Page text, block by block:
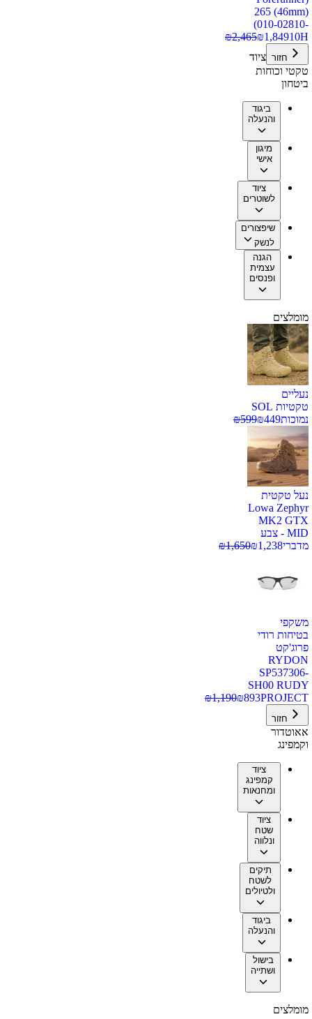
265 (46mm)
(010-02810-
10H
₪1,849
₪2,465
חזור ציוד
טקטי וכוחות
ביטחון
ביגוד
והנעלה
מיגון
אישי
ציוד
לשוטרים
שיפצורים
לנשק
הגנה
עצמית
ופנסים
מומלצים
נעליים
טקטיות SOL
נמוכות
₪449
₪599
נעל טקטית
Lowa Zephyr
MK2 GTX
MID - צבע
מדברי
₪1,238
₪1,650
משקפי
בטיחות רודי
פרוג'קט
RYDON
SP537306-
SH00 RUDY
PROJECT
₪893
₪1,190
חזור
אאוטדור
וקמפינג
ציוד
קמפינג
ומחנאות
ציוד
שטח
ונלווה
תיקים
לשטח
ולטיולים
ביגוד
והנעלה
בישול
ושתייה
מומלצים